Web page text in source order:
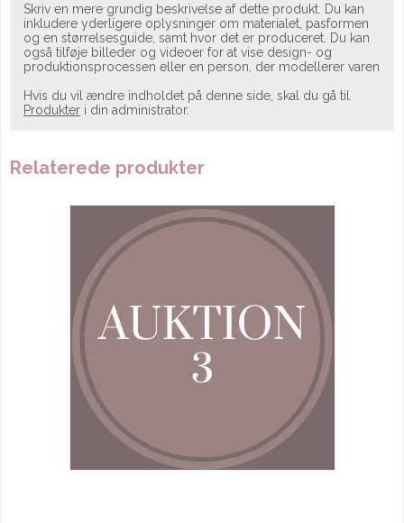
Skriv en mere grundig beskrivelse af dette produkt. Du kan
inkludere yderligere oplysninger om materialet, pasformen
og en størrelsesguide, samt hvor det er produceret. Du kan
også tilføje billeder og videoer for at vise design- og
produktionsprocessen eller en person, der modellerer varen
Hvis du vil ændre indholdet på denne side, skal du gå til
Produkter i din administrator.
Relaterede produkter